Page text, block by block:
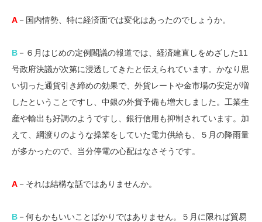
A －国内情勢、特に経済面では変化はあったのでしょうか。
B －６月はじめの定例閣議の報道では、経済建直しをめざした11
号政府決議が次第に浸透してきたと伝えられています。かなり思
い切った通貨引き締めの効果で、外貨レートや金市場の安定が増
したということですし、中銀の外貨予備も増大しました。工業生
産や輸出も好調のようですし、銀行信用も抑制されています。加
えて、綱渡りのような操業をしていた電力供給も、５月の降雨量
が多かったので、当分停電の心配はなさそうです。
A －それは結構な話ではありませんか。
B －何もかもいいことばかりではありません。５月に限れば貿易